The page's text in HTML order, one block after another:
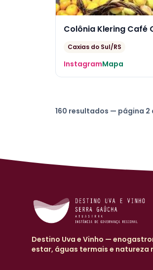
Colônia Klering Café
Caxias do Sul/RS
InstagramMapa
160 resultados — página 2
Destino Uva e Vinho —
estar, águas termais e natureza